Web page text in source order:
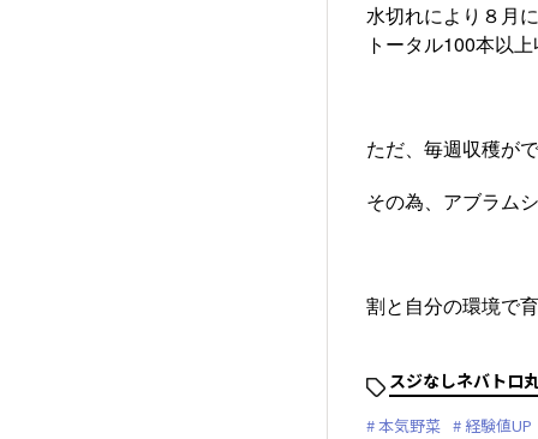
水切れにより８月
トータル100本以
ただ、毎週収穫が
その為、アブラム
割と自分の環境で
スジなしネバトロ
本気野菜 経験値UP